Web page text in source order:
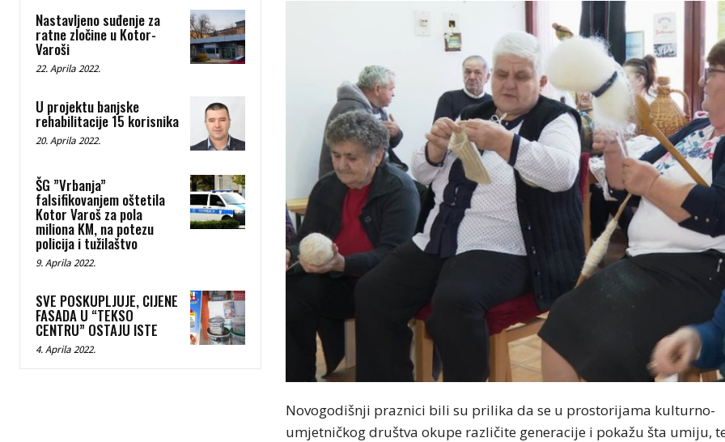
Nastavljeno suđenje za
ratne zločine u Kotor-
Varoši
22. Aprila 2022.
U projektu banjske
rehabilitacije 15 korisnika
20. Aprila 2022.
ŠG ”Vrbanja”
falsifikovanjem oštetila
Kotor Varoš za pola
miliona KM, na potezu
policija i tužilaštvo
9. Aprila 2022.
SVE POSKUPLJUJE, CIJENE
FASADA U “TEKSO
CENTRU” OSTAJU ISTE
4. Aprila 2022.
Novogodišnji praznici bili su prilika da se u prostorijama kulturno-
umjetničkog društva okupe različite generacije i pokažu šta umiju,